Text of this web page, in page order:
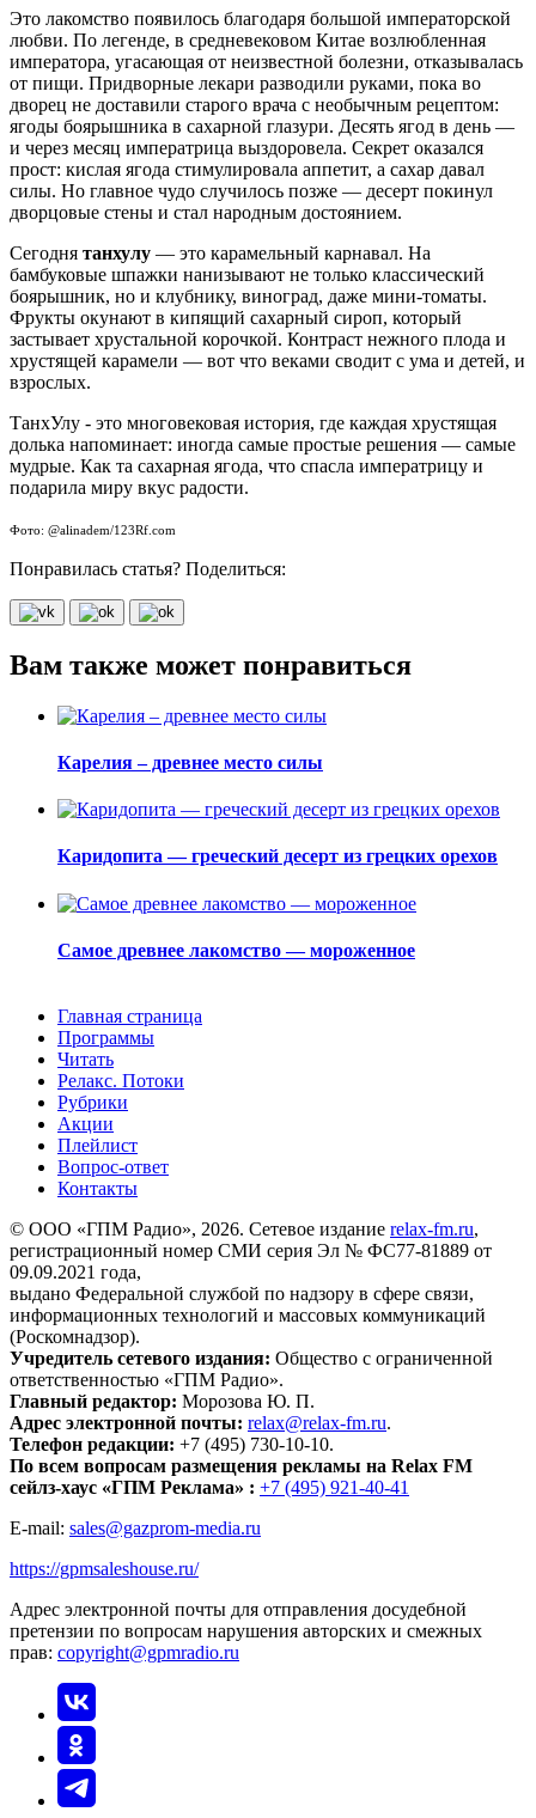
Это лакомство появилось благодаря большой императорской
любви. По легенде, в средневековом Китае возлюбленная
императора, угасающая от неизвестной болезни, отказывалась
от пищи. Придворные лекари разводили руками, пока во
дворец не доставили старого врача с необычным рецептом:
ягоды боярышника в сахарной глазури. Десять ягод в день —
и через месяц императрица выздоровела. Секрет оказался
прост: кислая ягода стимулировала аппетит, а сахар давал
силы. Но главное чудо случилось позже — десерт покинул
дворцовые стены и стал народным достоянием.
Сегодня танхулу — это карамельный карнавал. На
бамбуковые шпажки нанизывают не только классический
боярышник, но и клубнику, виноград, даже мини-томаты.
Фрукты окунают в кипящий сахарный сироп, который
застывает хрустальной корочкой. Контраст нежного плода и
хрустящей карамели — вот что веками сводит с ума и детей, и
взрослых.
ТанхУлу - это многовековая история, где каждая хрустящая
долька напоминает: иногда самые простые решения — самые
мудрые. Как та сахарная ягода, что спасла императрицу и
подарила миру вкус радости.
Фото: @alinadem/123Rf.com
Понравилась статья? Поделиться:
Вам также может понравиться
Карелия – древнее место силы
Каридопита — греческий десерт из грецких орехов
Самое древнее лакомство — мороженное
Главная страница
Программы
Читать
Релакс. Потоки
Рубрики
Акции
Плейлист
Вопрос-ответ
Контакты
© ООО «ГПМ Радио», 2026. Сетевое издание relax-fm.ru,
регистрационный номер СМИ серия Эл № ФС77-81889 от
09.09.2021 года,
выдано Федеральной службой по надзору в сфере связи,
информационных технологий и массовых коммуникаций
(Роскомнадзор).
Учредитель сетевого издания: Общество с ограниченной
ответственностью «ГПМ Радио».
Главный редактор: Морозова Ю. П.
Адрес электронной почты: relax@relax-fm.ru.
Телефон редакции: +7 (495) 730-10-10.
По всем вопросам размещения рекламы на Relax FM
сейлз-хаус «ГПМ Реклама» : +7 (495) 921-40-41
E-mail: sales@gazprom-media.ru
https://gpmsaleshouse.ru/
Адрес электронной почты для отправления досудебной
претензии по вопросам нарушения авторских и смежных
прав: copyright@gpmradio.ru